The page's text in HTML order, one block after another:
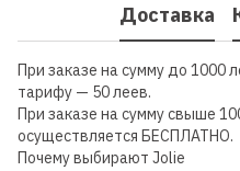
Доставка
При заказе на сумму до 1000
тарифу — 50 леев.
При заказе на сумму свыше
осуществляется БЕСПЛАТНО.
Почему выбирают Jolie